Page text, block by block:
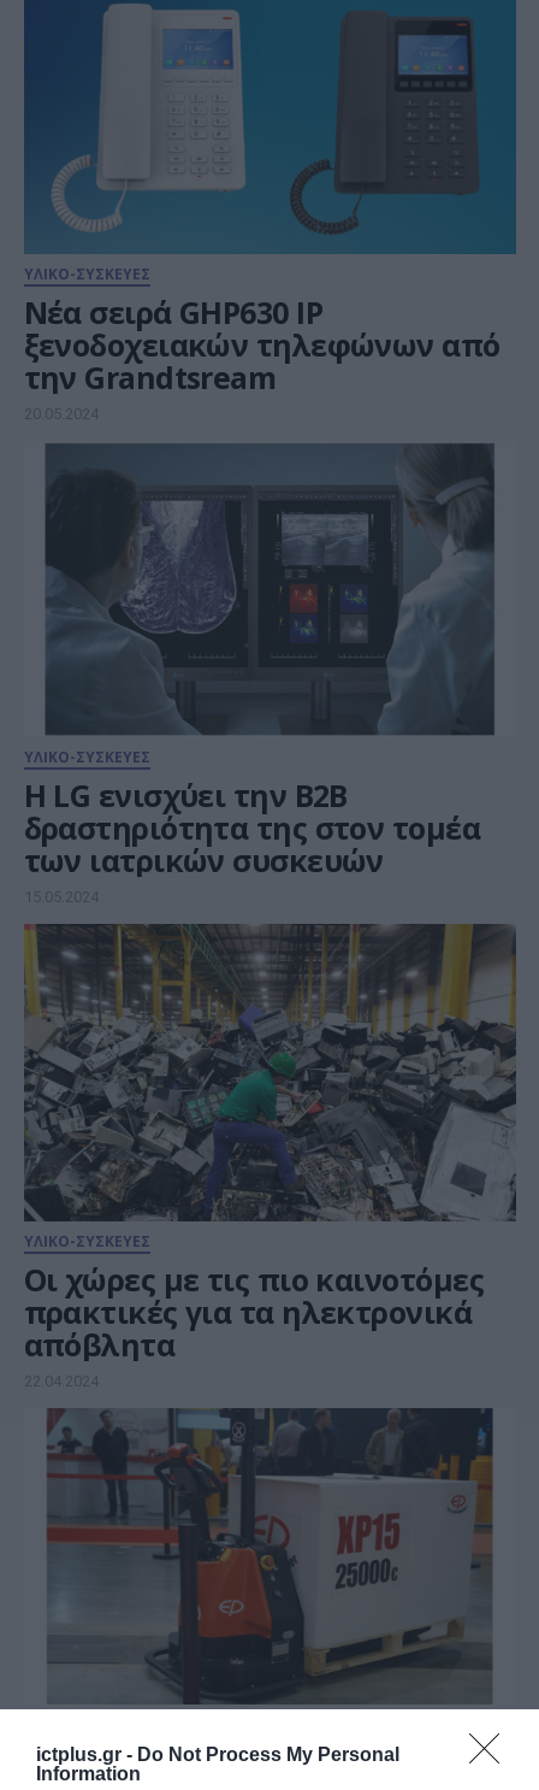
ictplus.gr - Do Not Process My Personal
Information
ΥΛΙΚΟ-ΣΥΣΚΕΥΕΣ
Νέα σειρά GHP630 IP
ξενοδοχειακών τηλεφώνων από
την Grandtsream
20.05.2024
ΥΛΙΚΟ-ΣΥΣΚΕΥΕΣ
Η LG ενισχύει την B2B
δραστηριότητα της στον τομέα
των ιατρικών συσκευών
15.05.2024
ΥΛΙΚΟ-ΣΥΣΚΕΥΕΣ
Οι χώρες με τις πιο καινοτόμες
πρακτικές για τα ηλεκτρονικά
απόβλητα
22.04.2024
Mobile Technology: Το πιο